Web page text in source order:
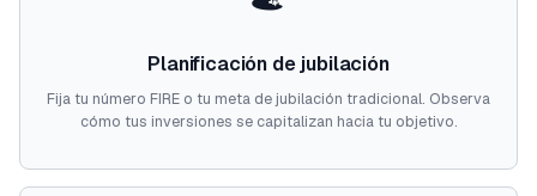
Planificación de jubilación
Fija tu número FIRE o tu meta de jubilación tradicional. Observa
cómo tus inversiones se capitalizan hacia tu objetivo.